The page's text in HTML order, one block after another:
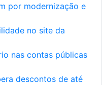
por modernização e
no site da
nas contas públicas
descontos de até